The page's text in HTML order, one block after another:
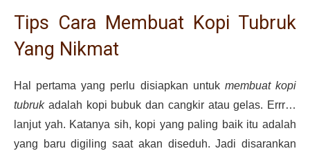
Tips Cara Membuat Kopi Tubruk
Yang Nikmat
Hal pertama yang perlu disiapkan untuk membuat kopi
tubrukadalah kopi bubuk dan cangkir atau gelas. Errr…
lanjut yah. Katanya sih, kopi yang paling baik itu adalah
yang baru digiling saat akan diseduh. Jadi disarankan